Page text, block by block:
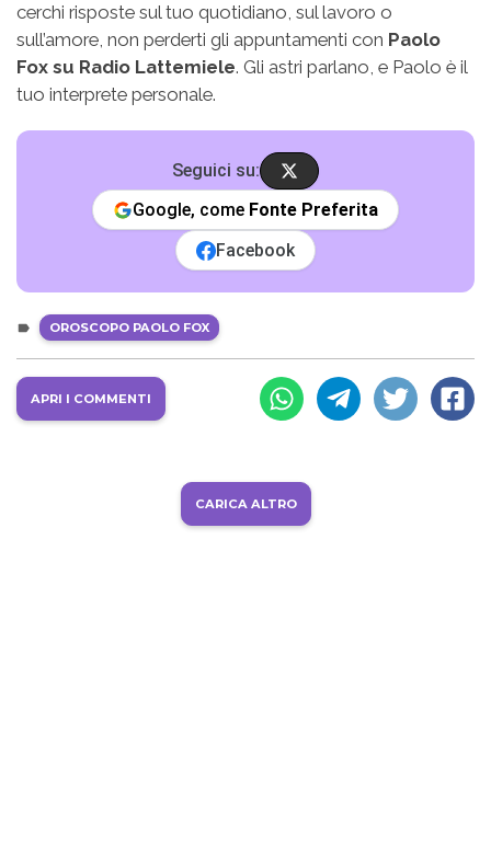
cerchi risposte sul tuo quotidiano, sul lavoro o
sull’amore, non perderti gli appuntamenti con Paolo
Fox su Radio Lattemiele. Gli astri parlano, e Paolo è il
tuo interprete personale.
Seguici su:
Google, come Fonte Preferita
Facebook
OROSCOPO PAOLO FOX
APRI I COMMENTI
CARICA ALTRO